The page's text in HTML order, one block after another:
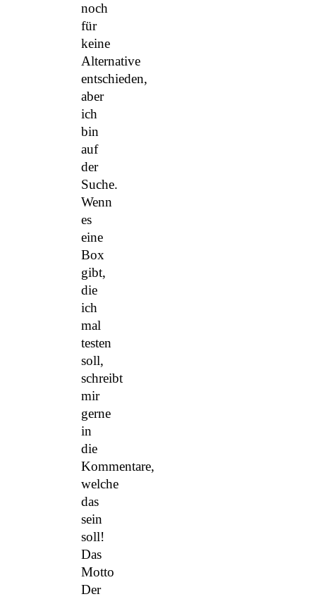
noch
für
keine
Alternative
entschieden,
aber
ich
bin
auf
der
Suche.
Wenn
es
eine
Box
gibt,
die
ich
mal
testen
soll,
schreibt
mir
gerne
in
die
Kommentare,
welche
das
sein
soll!
Das
Motto
Der